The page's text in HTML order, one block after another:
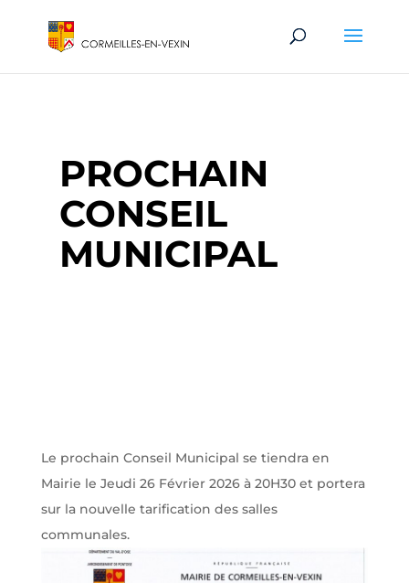
PROCHAIN
CONSEIL
MUNICIPAL
Le prochain Conseil Municipal se tiendra en
Mairie le Jeudi 26 Février 2026 à 20H30 et portera
sur la nouvelle tarification des salles
communales.